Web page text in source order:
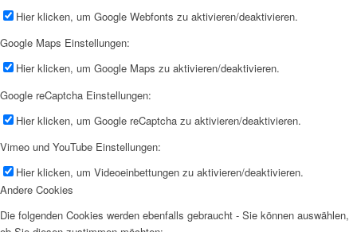
Hier klicken, um Google Webfonts zu aktivieren/deaktivieren.
Google Maps Einstellungen:
Hier klicken, um Google Maps zu aktivieren/deaktivieren.
Google reCaptcha Einstellungen:
Hier klicken, um Google reCaptcha zu aktivieren/deaktivieren.
Vimeo und YouTube Einstellungen:
Hier klicken, um Videoeinbettungen zu aktivieren/deaktivieren.
Andere Cookies
Die folgenden Cookies werden ebenfalls gebraucht - Sie können auswählen,